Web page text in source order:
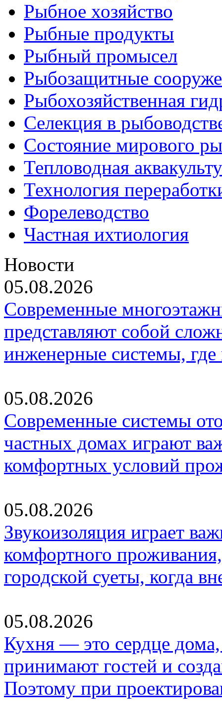
Рыбное хозяйство
Рыбные продукты
Рыбный промысел
Рыбозащитные
Рыбохозяйственная
Селекция в
Состояние мирового
Тепловодная
Технология
Форелеводство
Частная ихтиология
Новости
05.08.2026
Современные
представляют собой
инженерные системы,
05.08.2026
Современные системы
частных домах играют
комфортных условий
05.08.2026
Звукоизоляция играет
комфортного
городской суеты, когда
05.08.2026
Кухня — это сердце дома,
принимают гостей и
Поэтому при